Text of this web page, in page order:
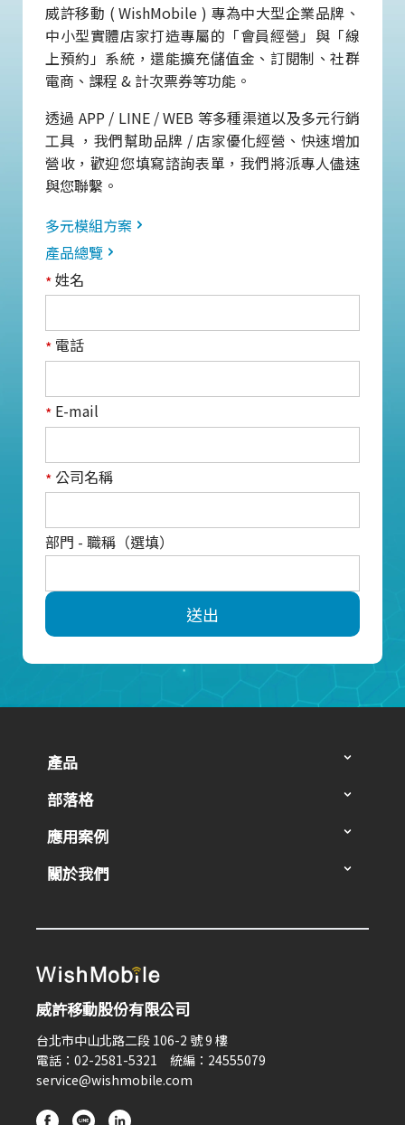
威許移動 ( WishMobile ) 專為中大型企業品牌、
中小型實體店家打造專屬的「會員經營」與「線
上預約」系統，還能擴充儲值金、訂閱制、社群
電商、課程 & 計次票券等功能。
透過 APP / LINE / WEB 等多種渠道以及多元行銷
工具 ，我們幫助品牌 / 店家優化經營、快速增加
營收，歡迎您填寫諮詢表單，我們將派專人儘速
與您聯繫。
多元模組方案
產品總覽
*姓名
* 電話
* E-mail
* 公司名稱
部門 - 職稱（選填）
送出
產品
部落格
應用案例
關於我們
威許移動股份有限公司
台北市中山北路二段 106-2 號 9 樓
電話：02-2581-5321 統編：24555079
service@wishmobile.com